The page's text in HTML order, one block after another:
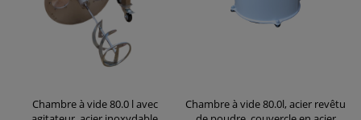
Chambre à vide 80.0 l avec
Chambre à vide 80.0l, acier revêtu